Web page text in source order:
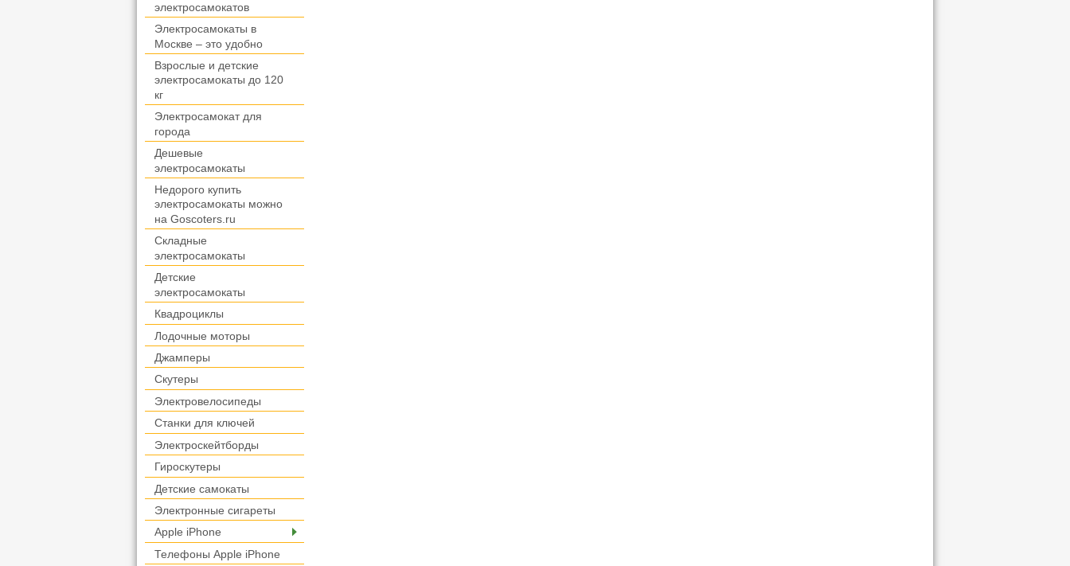
электросамокатов
Электросамокаты в
Москве – это удобно
Взрослые и детские
электросамокаты до 120
кг
Электросамокат для
города
Дешевые
электросамокаты
Недорого купить
электросамокаты можно
на Goscoters.ru
Складные
электросамокаты
Детские
электросамокаты
Квадроциклы
Лодочные моторы
Джамперы
Скутеры
Электровелосипеды
Станки для ключей
Электроскейтборды
Гироскутеры
Детские самокаты
Электронные сигареты
Apple iPhone
Телефоны Apple iPhone